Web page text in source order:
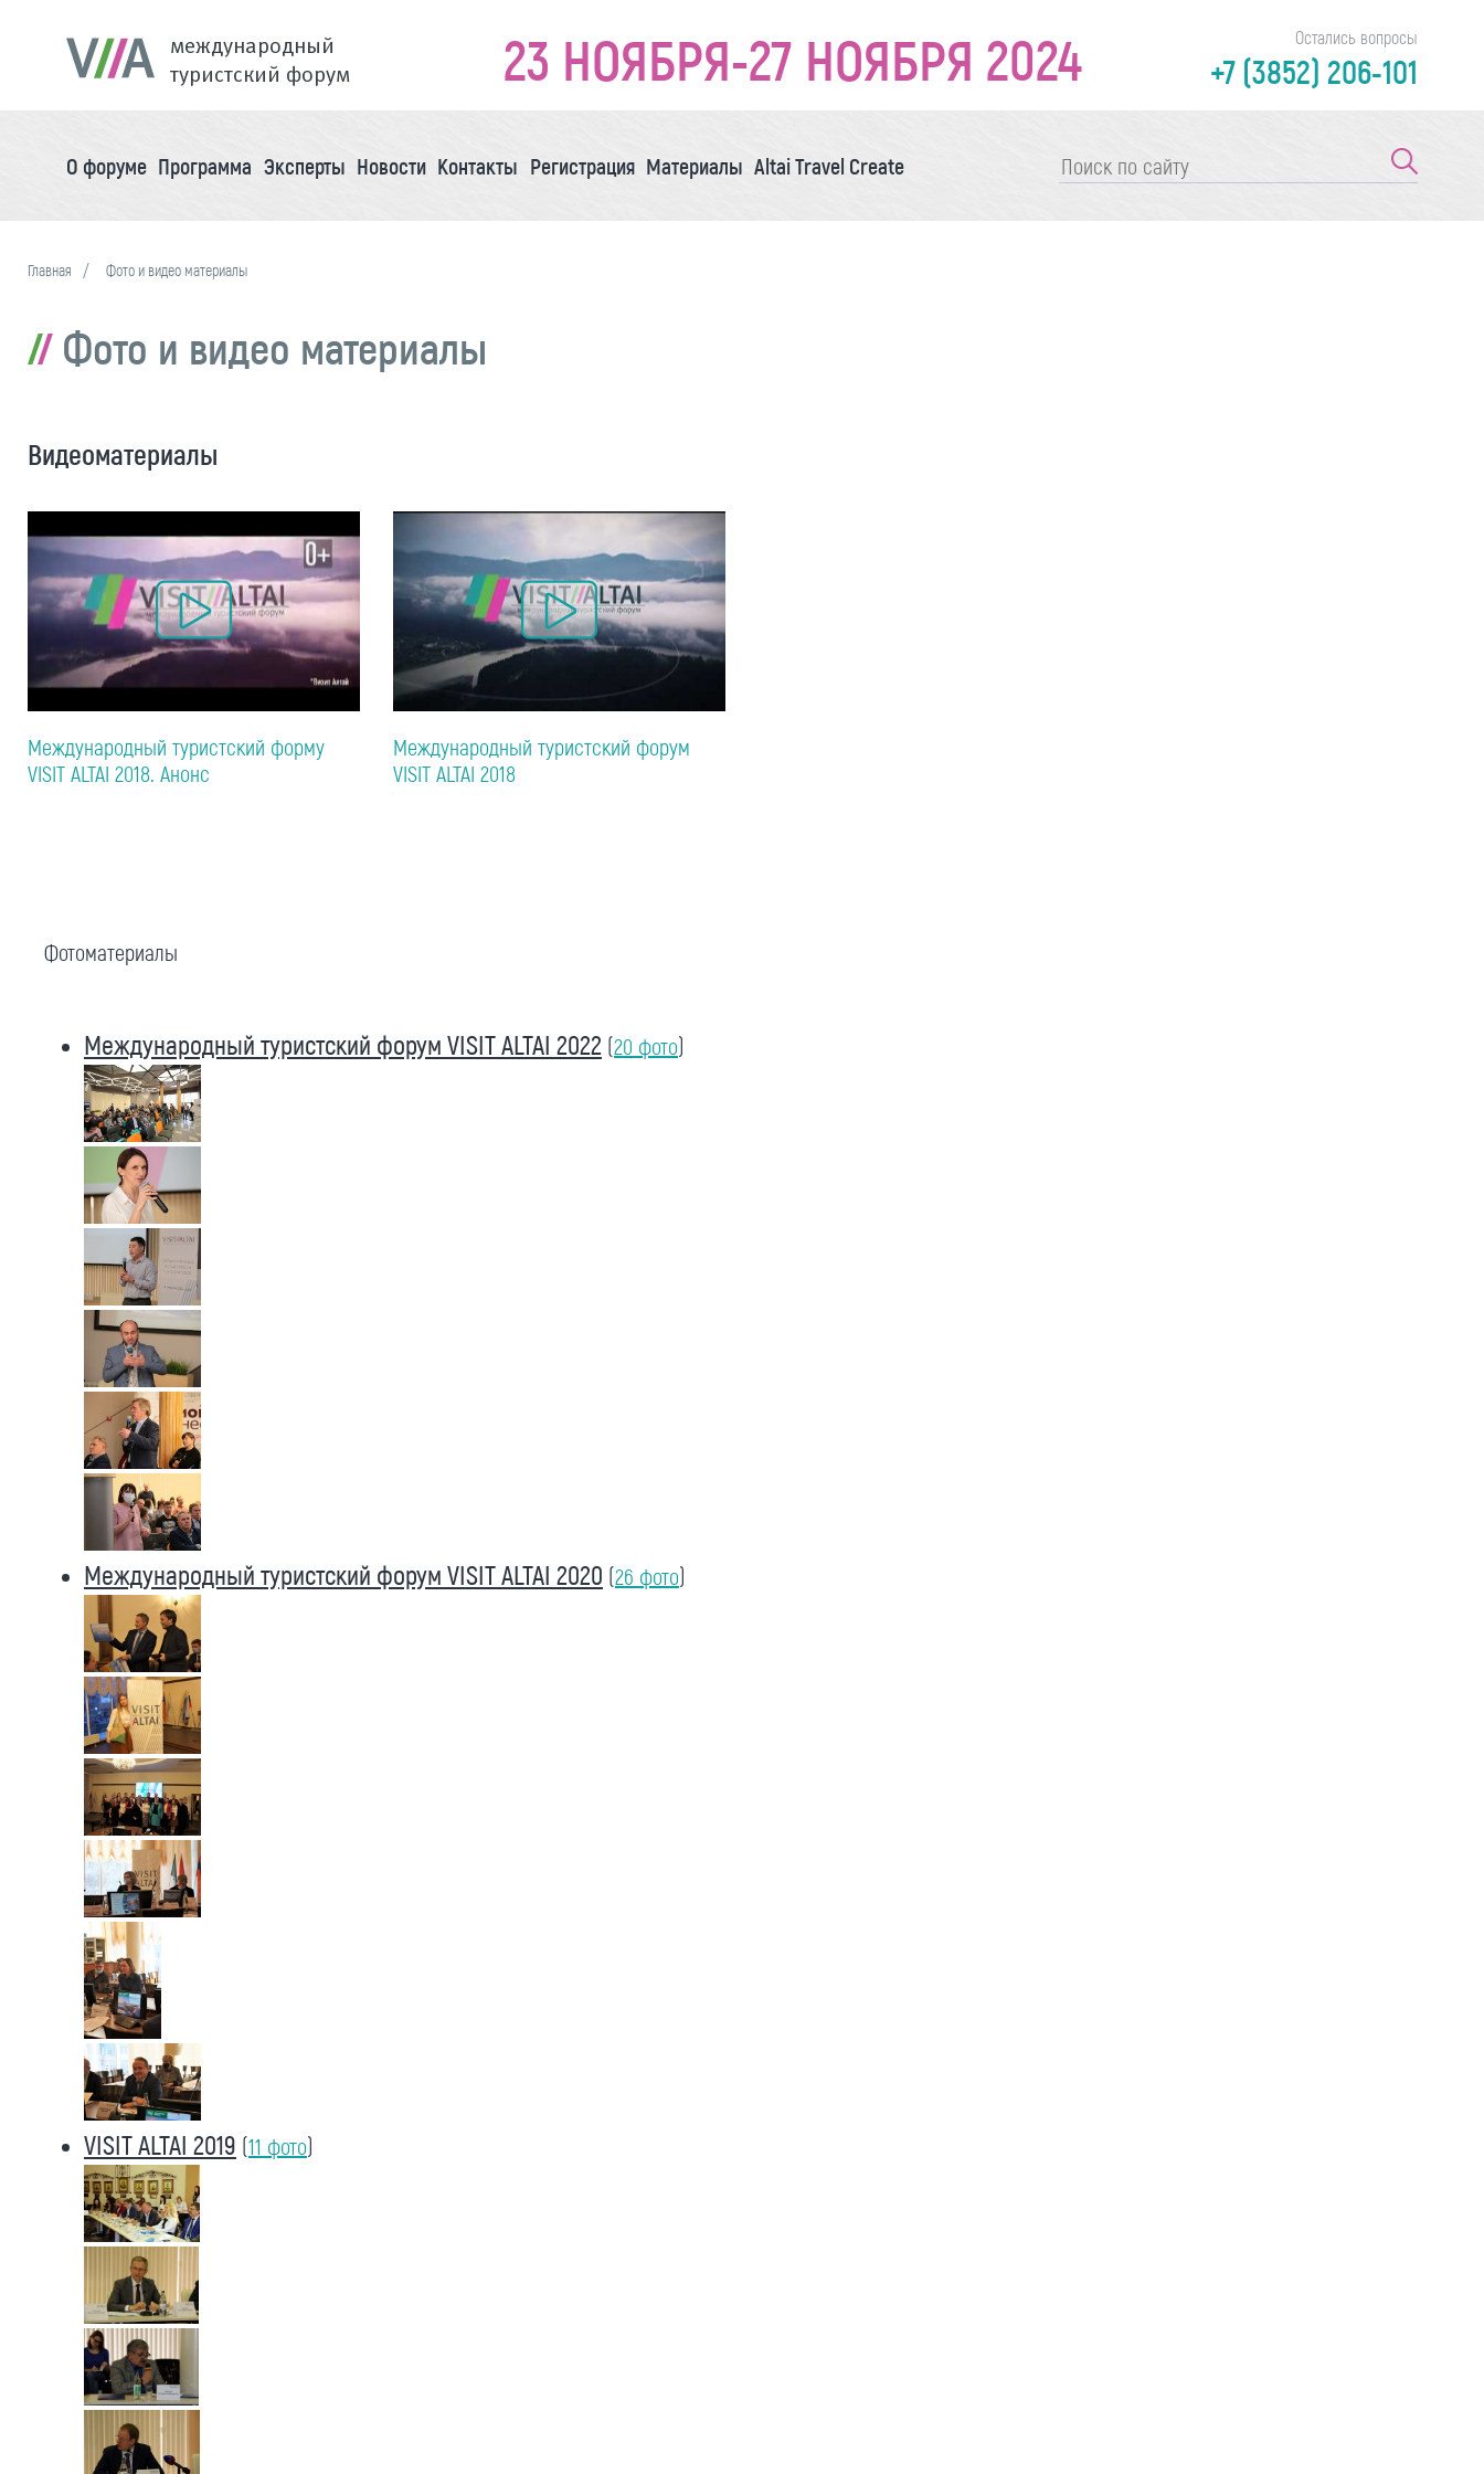
международный
туристский форум
23 НОЯБРЯ-27 НОЯБРЯ 2024 Остались вопросы
+7 (3852) 206-101
О форуме Программа Эксперты Новости Контакты Регистрация Материалы Altai Travel Create
Главная Фото и видео материалы
Фото и видео материалы
Видеоматериалы
Международный туристский форму
VISIT ALTAI 2018. Анонс
Международный туристский форум
VISIT ALTAI 2018
Фотоматериалы
Международный туристский форум VISIT ALTAI 2022 (20 фото)
Международный туристский форум VISIT ALTAI 2020 (26 фото)
VISIT ALTAI 2019 (11 фото)